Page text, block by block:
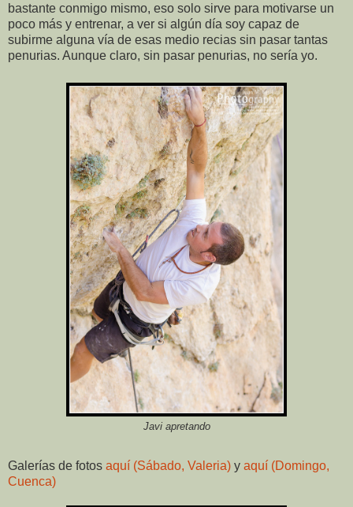
bastante conmigo mismo, eso solo sirve para motivarse un
poco más y entrenar, a ver si algún día soy capaz de
subirme alguna vía de esas medio recias sin pasar tantas
penurias. Aunque claro, sin pasar penurias, no sería yo.
Javi apretando
Galerías de fotos aquí (Sábado, Valeria) y aquí (Domingo,
Cuenca)